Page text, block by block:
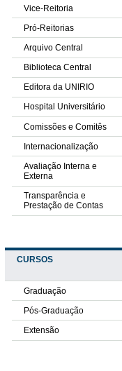
Vice-Reitoria
Pró-Reitorias
Arquivo Central
Biblioteca Central
Editora da UNIRIO
Hospital Universitário
Comissões e Comitês
Internacionalização
Avaliação Interna e
Externa
Transparência e
Prestação de Contas
CURSOS
Graduação
Pós-Graduação
Extensão